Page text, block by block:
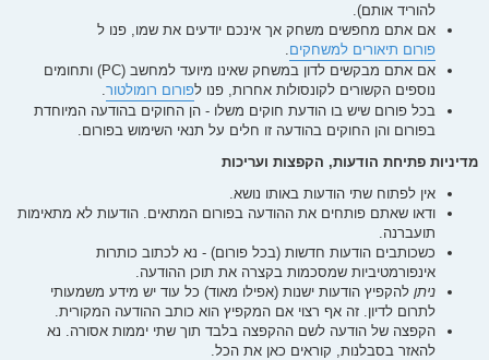
להוריד אותם).
אם אתם מחפשים משחק אך אינכם יודעים את שמו, פנו ל
פורום תיאורים למשחקים
אם אתם מבקשים לדון במשחק שאינו מיועד למחשב (PC) ותחומים
נוספים הקשורים לקונסולות אחרות, פנו לפורום רומולטור
בכל פורום שיש בו הודעת חוקים משלו - הן החוקים בהודעה המיוחדת
בפורום והן החוקים בהודעה זו חלים על תנאי השימוש בפורום.
מדיניות פתיחת הודעות, הקפצות ועריכות
אין לפתוח שתי הודעות באותו נושא.
ודאו שאתם פותחים את ההודעה בפורום המתאים. הודעות לא מתאימות
תועברנה.
כשכותבים הודעות חדשות (בכל פורום) - נא לכתוב כותרות
אינפורמטיביות שמסכמות בקצרה את תוכן ההודעה.
ניתן להקפיץ הודעות ישנות (אפילו מאוד) כל עוד יש מידע משמעותי
לתרום לדיון. זה אף רצוי אם המקפיץ הוא כותב ההודעה המקורית.
הקפצה של הודעה לשם ההקפצה בלבד תוך שתי יממות אסורה. נא
להאזר בסבלנות, קוראים כאן את הכל.